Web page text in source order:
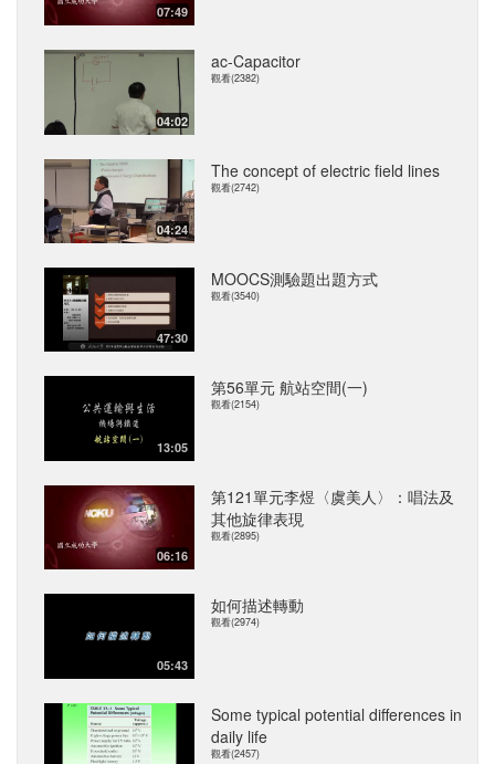
07:49
04:02
ac-Capacitor
觀看(2382)
04:24
The concept of electric field lines
觀看(2742)
47:30
MOOCS測驗題出題方式
觀看(3540)
13:05
第56單元 航站空間(一)
觀看(2154)
06:16
第121單元李煜〈虞美人〉：唱法及
其他旋律表現
觀看(2895)
05:43
如何描述轉動
觀看(2974)
Some typical potential differences in
daily life
觀看(2457)